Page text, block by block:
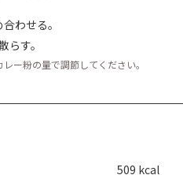
わせる。
らす。
ー粉の量で調節してください。
509 kcal